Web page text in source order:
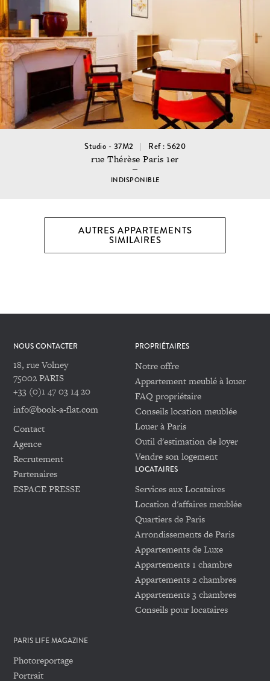
Studio - 37M2 Ref : 5620
rue Thérèse Paris 1er
INDISPONIBLE
AUTRES APPARTEMENTS
SIMILAIRES
NOUS CONTACTER
18, rue Volney
75002 PARIS
+33 (0)1 47 03 14 20
info@book-a-flat.com
Contact
Agence
Recrutement
Partenaires
ESPACE PRESSE
PROPRIÉTAIRES
Notre offre
Appartement meublé à louer
FAQ propriétaire
Conseils location meublée
Louer à Paris
Outil d'estimation de loyer
Vendre son logement
LOCATAIRES
Services aux Locataires
Location d'affaires meublée
Quartiers de Paris
Arrondissements de Paris
Appartements de Luxe
Appartements 1 chambre
Appartements 2 chambres
Appartements 3 chambres
Conseils pour locataires
PARIS LIFE MAGAZINE
Photoreportage
Portrait